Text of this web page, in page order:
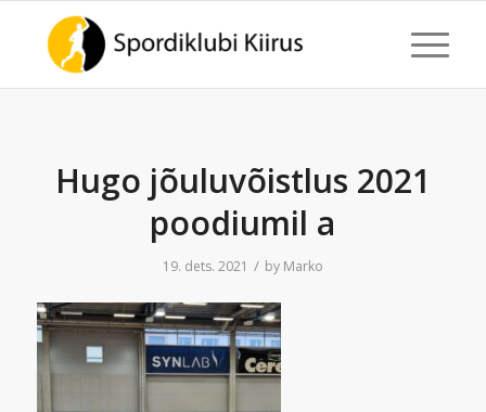
Hugo jõuluvõistlus 2021
poodiumil a
19. dets. 2021 / by Marko